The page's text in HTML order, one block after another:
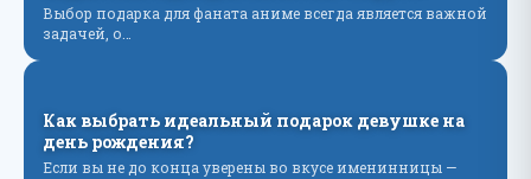
Выбор подарка для фаната аниме всегда является важной
задачей, о…
Как выбрать идеальный подарок девушке на
день рождения?
Если вы не до конца уверены во вкусе именинницы —